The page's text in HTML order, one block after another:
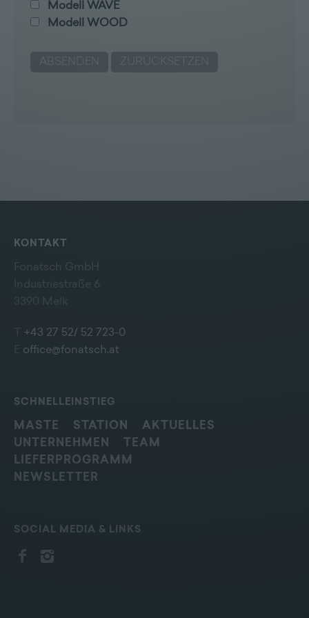
Modell WAVE
Modell WOOD
KONTAKT
Fonatsch GmbH
Industriestraße 6
3390 Melk
T +43 27 52/ 52 723-0
office@fonatsch.at
SCHNELLEINSTIEG
MASTE STATION
AKTUELLES
UNTERNEHMEN
TEAM
LIEFERPROGRAMM
NEWSLETTER
SOCIAL MEDIA & LINKS